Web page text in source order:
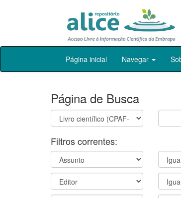
Skip
Página inicial Navegar
Página de Busca
Filtros correntes: